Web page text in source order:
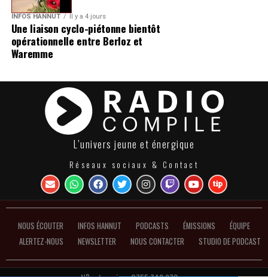
INFOS HANNUT Il y a 4 jours
Une liaison cyclo-piétonne bientôt
opérationnelle entre Berloz et
Waremme
L’univers jeune et énergique
Réseaux sociaux & Contact
NOUS ÉCOUTER INFOS HANNUT PODCASTS ÉMISSIONS
ÉQUIPE
ALERTEZ-NOUS
NEWSLETTER NOUS CONTACTER STUDIO DE PODCAST